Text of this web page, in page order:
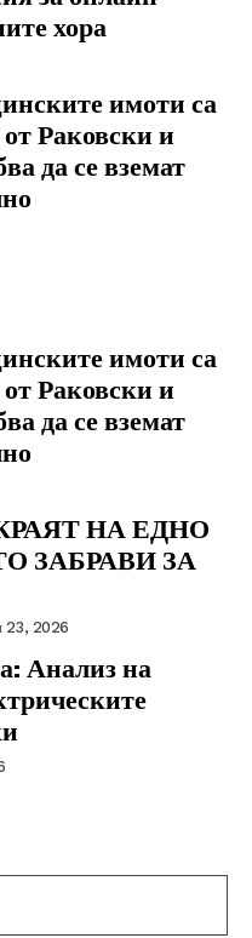
хора
имоти са
от Раковски и
да се вземат
имоти са
от Раковски и
да се вземат
НА ЕДНО
ЗАБРАВИ ЗА
23, 2026
Анализ на